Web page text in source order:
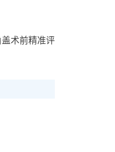
术前精准评